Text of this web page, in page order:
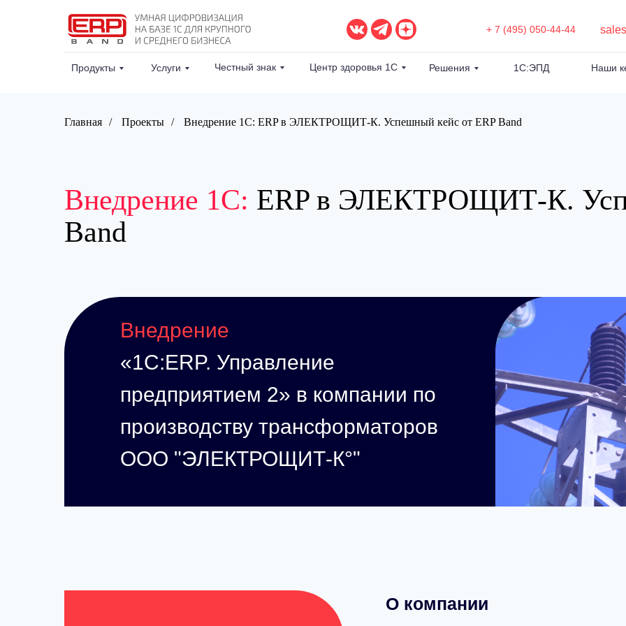
+ 7 (495) 050-44-44
Продукты Услуги Честный знак 1С:ЭПД
Решения
Центр здоровья 1С Наши
Главная / Проекты / Внедрение 1С: ERP в ЭЛЕКТРОЩИТ-К. Успешный кейс от ERP Band
Внедрение 1С: ERP в ЭЛЕКТРОЩИТ-К.
Band
Внедрение
«1С:ERP. Управление
предприятием 2» в компании по
производству трансформаторов
ООО "ЭЛЕКТРОЩИТ-К°"
О компании
150
Численность